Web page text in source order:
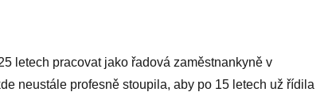
letech pracovat jako řadová zaměstnankyně v
neustále profesně stoupila, aby po 15 letech už řídila